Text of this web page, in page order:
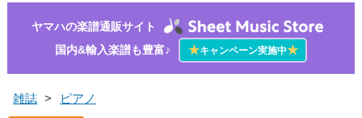
ヤマハの楽譜通販サイト
国内&輸入楽譜も豊富♪
★キャンペーン実施中★
雑誌 > ピアノ